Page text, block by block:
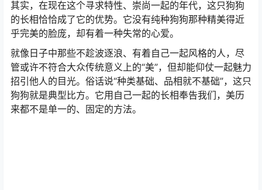
其实，在现在这个寻求特性、崇尚一起的年代，这只狗狗
的长相恰恰成了它的优势。 它没有纯种狗狗那种精美得近
乎完美的脸庞，却有着一种失常的心爱。
就像日子中那些不趁波逐浪、有着自己一起风格的人，尽
管或许不符合大众传统意义上的“美”，但却能仰仗一起魅力
招引他人的目光。 俗话说“种类基础、品相就不基础”，这只
狗狗就是典型比方。 它用自己一起的长相奉告我们，美历
来都不是单一的、固定的方法。